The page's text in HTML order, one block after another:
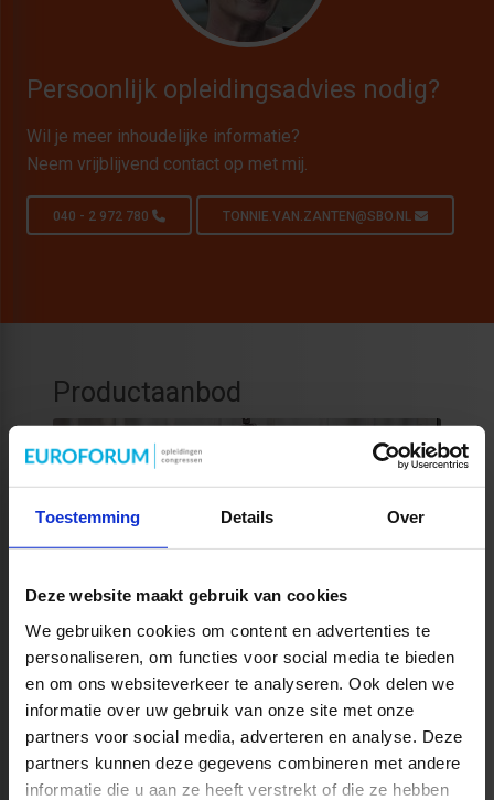
Toestemming Details Over
Deze website maakt gebruik van cookies
We gebruiken cookies om content en advertenties te
personaliseren, om functies voor social media te bieden
en om ons websiteverkeer te analyseren. Ook delen we
informatie over uw gebruik van onze site met onze
partners voor social media, adverteren en analyse. Deze
partners kunnen deze gegevens combineren met andere
informatie die u aan ze heeft verstrekt of die ze hebben
Persoonlijk opleidingsadvies nodig?
Wil je meer inhoudelijke informatie?
Neem vrijblijvend contact op met mij.
040 - 2 972 780 TONNIE.VAN.ZANTEN@SBO.NL
Productaanbod
gedetineerden
MEER WETEN?